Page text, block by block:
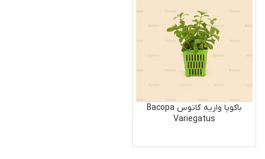
باکوپا واریه گاتوس Bacopa
Variegatus